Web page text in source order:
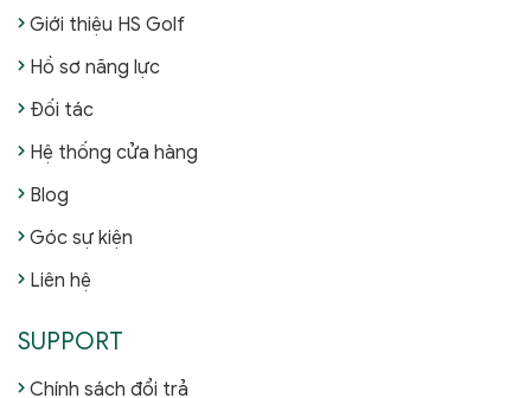
Giới thiệu HS Golf
Hồ sơ năng lực
Đối tác
Hệ thống cửa hàng
Blog
Góc sự kiện
Liên hệ
SUPPORT
Chính sách đổi trả